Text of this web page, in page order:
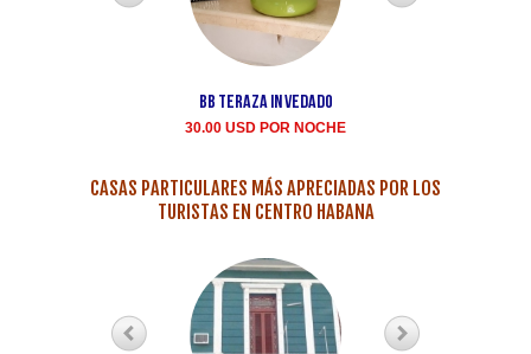
BB teraza in Vedado
30.00 USD POR NOCHE
CASAS PARTICULARES MÁS APRECIADAS POR LOS
TURISTAS EN CENTRO HABANA